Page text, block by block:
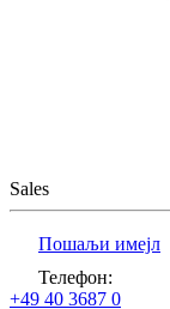
Sales
Пошаљи имејл
Телефон:
+49 40 3687 0